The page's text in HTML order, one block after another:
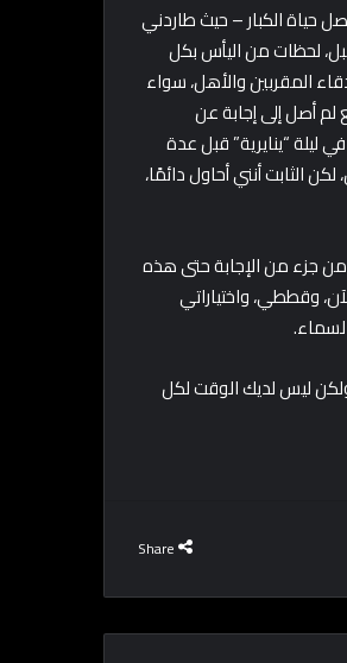
حياة الكبار – حيث طاردني
لحظات من اليأس بكل
المقربين والأهل، سواء
لم أصل إلى إجابة عن
“ينايرية” قبل عدة
الثابت أنني أحاول دائمًا،
من جزء من الإجابة حتى هذه
الآن، وقططي، واختياراتي
ليس لديك الوقت لكل
Share